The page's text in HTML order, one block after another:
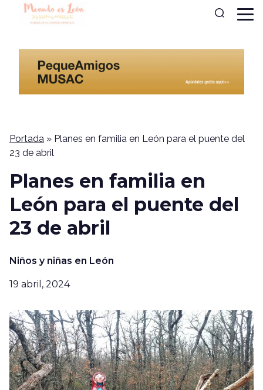
Portada » Planes en familia en León para el puente del
23 de abril
Planes en familia en
León para el puente del
23 de abril
Niños y niñas en León
19 abril, 2024